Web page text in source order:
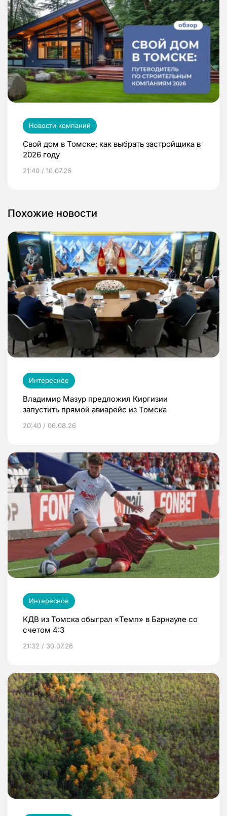
Новости компаний
Свой дом в Томске: как выбрать застройщика в
2026 году
21:40 / 10.07.26
Похожие новости
Интересное
Владимир Мазур предложил Киргизии
запустить прямой авиарейс из Томска
20:40 / 06.08.26
Интересное
КДВ из Томска обыграл «Темп» в Барнауле со
счетом 4:3
21:32 / 30.07.26